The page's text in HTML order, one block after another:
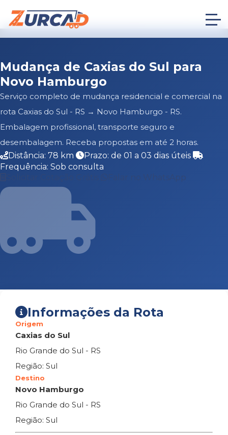
Mudança de Caxias do Sul para
Novo Hamburgo
Serviço completo de mudança residencial e comercial na
rota Caxias do Sul - RS → Novo Hamburgo - RS.
Embalagem profissional, transporte seguro e
desembalagem. Receba propostas em até 2 horas.
Distância: 78 km
Prazo: de 01 a 03 dias úteis
Frequência: Sob consulta
Falar no WhatsApp
Informações da Rota
Origem
Caxias do Sul
Rio Grande do Sul - RS
Região: Sul
Destino
Novo Hamburgo
Rio Grande do Sul - RS
Região: Sul